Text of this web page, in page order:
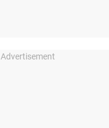
Advertisement